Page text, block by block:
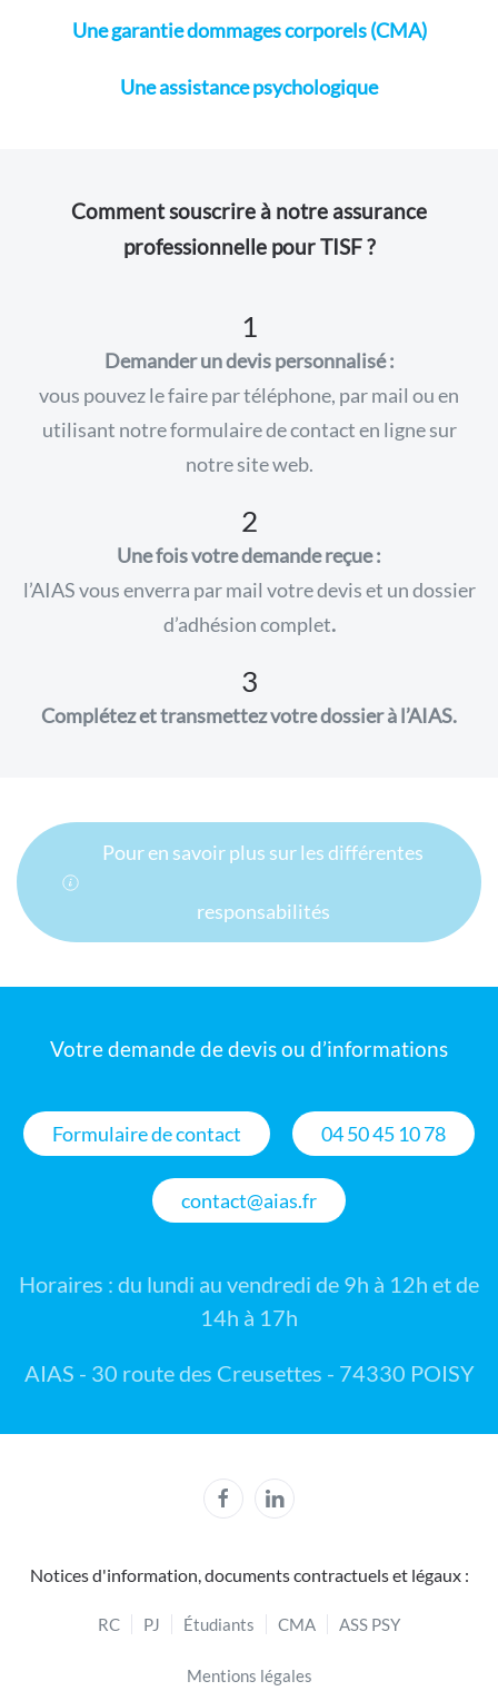
Une garantie dommages corporels (CMA)
Une assistance psychologique
Comment souscrire à notre assurance
professionnelle pour TISF ?
1
Demander un devis personnalisé :
vous pouvez le faire par téléphone, par mail ou en
utilisant notre formulaire de contact en ligne sur
notre site web.
2
Une fois votre demande reçue :
l’AIAS vous enverra par mail votre devis et un dossier
d’adhésion complet.
3
Complétez et transmettez votre dossier à l’AIAS.
Pour en savoir plus sur les différentes
responsabilités
Votre demande de devis ou d’informations
Formulaire de contact 04 50 45 10 78
contact@aias.fr
Horaires : du lundi au vendredi de 9h à 12h et de
14h à 17h
AIAS - 30 route des Creusettes - 74330 POISY
Notices d'information, documents contractuels et légaux :
RC PJ Étudiants CMA ASS PSY
Mentions légales